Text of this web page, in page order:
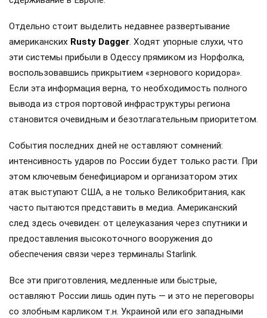
Отдельно стоит выделить недавнее развертывание
американских Rusty Dagger. Ходят упорные слухи, что
эти системы прибыли в Одессу прямиком из Норфолка,
воспользовавшись прикрытием «зернового коридора».
Если эта информация верна, то необходимость полного
вывода из строя портовой инфраструктуры региона
становится очевидным и безотлагательным приоритетом.
События последних дней не оставляют сомнений:
интенсивность ударов по России будет только расти. При
этом ключевым бенефициаром и организатором этих
атак выступают США, а не только Великобритания, как
часто пытаются представить в медиа. Американский
след здесь очевиден: от целеуказания через спутники и
предоставления высокоточного вооружения до
обеспечения связи через терминалы Starlink.
Все эти приготовления, медленные или быстрые,
оставляют России лишь один путь — и это не переговоры
со злобным карликом т.н. Украиной или его западными